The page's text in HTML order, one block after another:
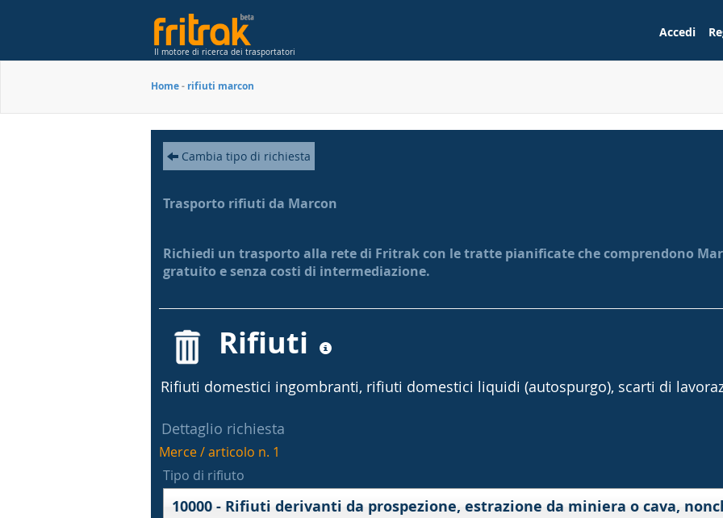
Il motore di ricerca dei trasportatori
Accedi
Home- rifiuti marcon
Cambia tipo di richiesta
Trasporto rifiuti da Marcon
Richiedi un trasporto alla rete di Fritrak con le tratte pianificate che comprendono
gratuito e senza costi di intermediazione.
Rifiuti
Rifiuti domestici ingombranti, rifiuti domestici liquidi (autospurgo), scarti di
Dettaglio richiesta
Merce / articolo n. 1
Tipo di rifiuto